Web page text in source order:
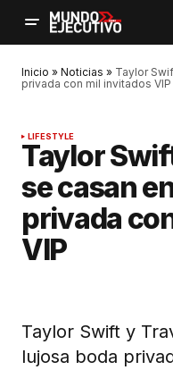
Inicio » Noticias » Taylor
privada con mil invitados VIP
LIFESTYLE
Taylor
se casan
privada
VIP
Taylor Swift y
lujosa boda